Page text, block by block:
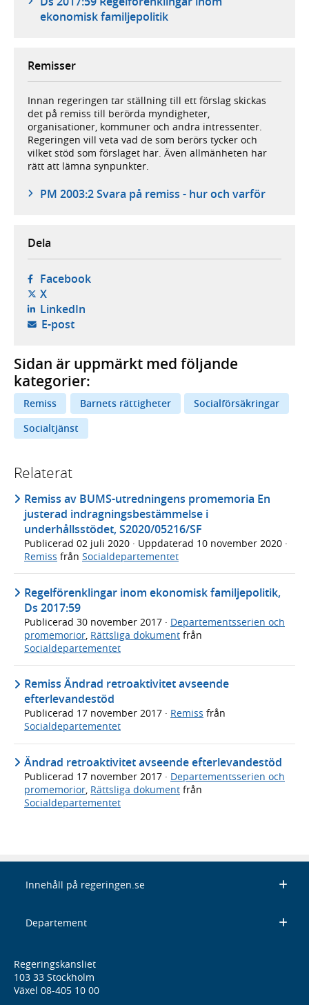
ekonomisk familjepolitik
Remisser
Innan regeringen tar ställning till ett förslag skickas
det på remiss till berörda myndigheter,
organisationer, kommuner och andra intressenter.
Regeringen vill veta vad de som berörs tycker och
vilket stöd som förslaget har. Även allmänheten har
rätt att lämna synpunkter.
PM 2003:2 Svara på remiss - hur och varför
Dela
Facebook- öppnas i ny flik, extern webbplats,
X- öppnas i ny flik, extern webbplats,
LinkedIn- öppnas i ny flik, extern webbplats,
E-post- öppnar din e-postklient,
Sidan är uppmärkt med följande
kategorier:
Remiss Barnets rättigheter
Socialförsäkringar
Socialtjänst
Relaterat
Remiss av BUMS-utredningens promemoria En
justerad indragningsbestämmelse i
underhållsstödet, S2020/05216/SF
Publicerad 02 juli 2020 · Uppdaterad 10 november 2020 ·
Remiss från Socialdepartementet
Regelförenklingar inom ekonomisk familjepolitik,
Ds 2017:59
Publicerad 30 november 2017 · Departementsserien och
promemorior Rättsliga dokument från
Socialdepartementet
Remiss Ändrad retroaktivitet avseende
efterlevandestöd
Publicerad 17 november 2017 · Remiss från
Socialdepartementet
Ändrad retroaktivitet avseende efterlevandestöd
Publicerad 17 november 2017 · Departementsserien och
promemorior, Rättsliga dokument från
Socialdepartementet
Innehåll på regeringen.se
Departement
Regeringskansliet
103 33 Stockholm
Växel 08-405 10 00